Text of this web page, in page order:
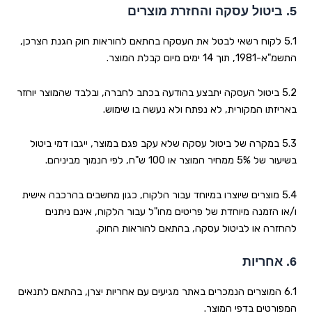
5. ביטול עסקה והחזרת מוצרים
5.1 לקוח רשאי לבטל את העסקה בהתאם להוראות חוק הגנת הצרכן,
התשמ"א-1981, תוך 14 ימים מיום קבלת המוצר
.
5.2 ביטול העסקה יתבצע בהודעה בכתב לחברה, ובלבד שהמוצר יוחזר
באריזתו המקורית, לא נפתח ולא נעשה בו שימוש.
5.3 במקרה של ביטול עסקה שלא עקב פגם במוצר, ייגבו דמי ביטול
בשיעור של 5% ממחיר המוצר או 100 ש"ח, לפי הנמוך מביניהם
.
5.4 מוצרים שיוצרו במיוחד עבור הלקוח, כגון מחשבים בהרכבה אישית
ו/או הזמנה מיוחדת של פריטים מחו"ל עבור הלקוח, אינם ניתנים
להחזרה או לביטול עסקה, בהתאם להוראות החוק.
6. אחריות
6.1 המוצרים הנמכרים באתר מגיעים עם אחריות יצרן, בהתאם לתנאים
המפורטים בדפי המוצר.